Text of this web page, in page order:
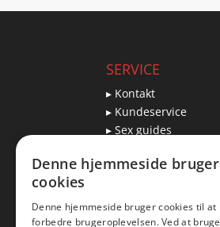
SERVICE
▸ Kontakt
▸ Kundeservice
▸ Sex guides
▸ Returnering
Denne hjemmeside bruger
cookies
Denne hjemmeside bruger cookies til at
forbedre brugeroplevelsen. Ved at bruge